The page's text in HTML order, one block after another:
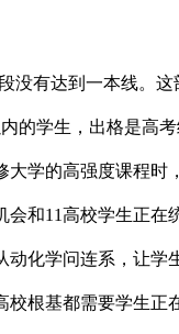
有达到一本线。这
的学生，出格是高
学的高强度课程
和11高校学生正在
化学问连系，让
根基都需要学生